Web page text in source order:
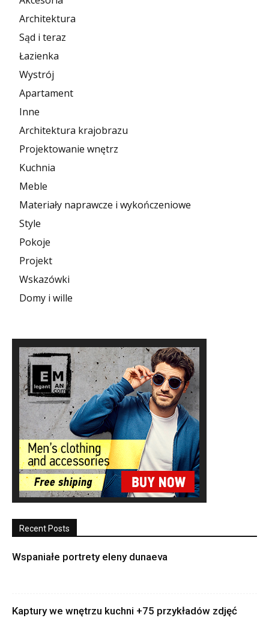
Architektura
Sąd i teraz
Łazienka
Wystrój
Apartament
Inne
Architektura krajobrazu
Projektowanie wnętrz
Kuchnia
Meble
Materiały naprawcze i wykończeniowe
Style
Pokoje
Projekt
Wskazówki
Domy i wille
Recent Posts
Wspaniałe portrety eleny dunaeva
Kaptury we wnętrzu kuchni +75 przykładów zdjęć